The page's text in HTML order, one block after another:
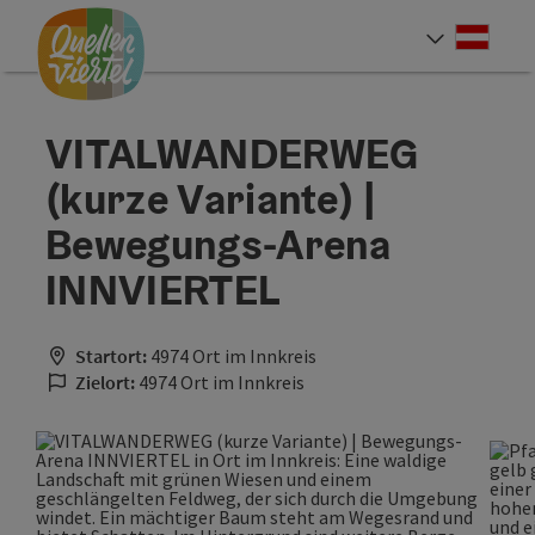
Zum Inhalt
Zur Navigation
Zum Seitenanfang
VITALWANDERWEG
(kurze Variante) |
Bewegungs-Arena
INNVIERTEL
Startort: 4974 Ort im Innkreis
Zielort: 4974 Ort im Innkreis